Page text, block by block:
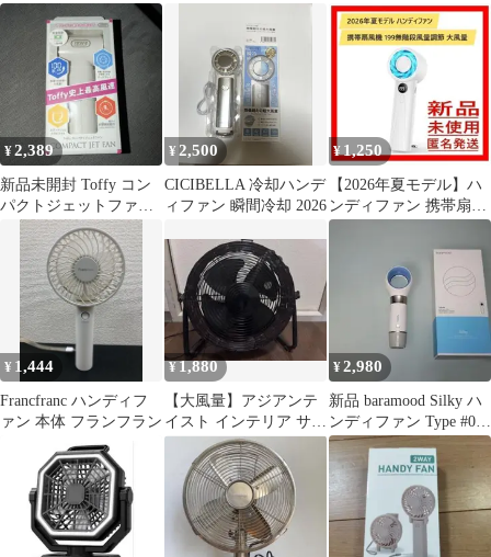
ディファン 世界最軽量
57g リップサイズ 最大
風速8.9m/s 静音 強風 携
帯扇風機 ミニ扇風機 小
型 軽量 USB充電 コン
パクト 手持ち扇風機 ポ
ケファン pokefun 熱中
症対策 通勤 通学 アウ
トドア 夏
¥2,389
新品未開封 Toffy コン
パクトジェットファン
HFN11
¥2,500
CICIBELLA 冷却ハンデ
ィファン 瞬間冷却 2026
¥ 1,250
【2026年夏モデル】ハ
ンディファン 携帯扇風
機 199無階段風量調節
¥ 1,444
Francfranc ハンディフ
ァン 本体 フランフラン
¥1,880
【大風量】アジアンテ
イスト インテリア サー
キュレーター
¥2,980
新品 baramood Silky ハ
ンディファン Type #02
ホワイト